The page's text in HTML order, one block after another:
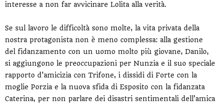
interesse a non far avvicinare Lolita alla verità.
Se sul lavoro le difficoltà sono molte, la vita privata della
nostra protagonista non è meno complessa: alla gestione
del fidanzamento con un uomo molto più giovane, Danilo,
si aggiungono le preoccupazioni per Nunzia e il suo speciale
rapporto d’amicizia con Trifone, i dissidi di Forte con la
moglie Porzia e la nuova sfida di Esposito con la fidanzata
Caterina, per non parlare dei disastri sentimentali dell’amica